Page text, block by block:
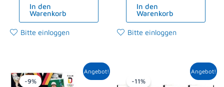
In den
Warenkorb
Bitte einloggen
In den
Warenkorb
Bitte einloggen
Angebot!
-9%
Ursprünglicher
Preis
Aktueller
Preis
Angebot!
-11%
Ursprünglicher
Aktueller
Preis